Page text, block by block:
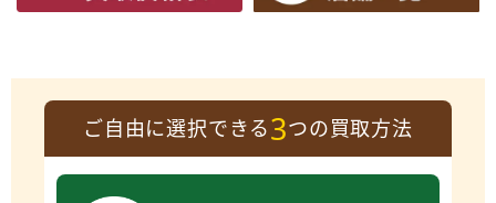
ご自由に選択できる3つの買取方法